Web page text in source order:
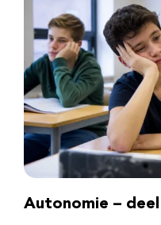
Autonomie –